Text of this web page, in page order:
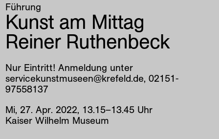
Führung
Kunst am Mittag
Reiner Ruthenbeck
Nur Eintritt! Anmeldung unter
servicekunstmuseen@krefeld.de, 02151-
97558137
Mi, 27.Apr. 2022, 13.15–13.45 Uhr
Kaiser Wilhelm Museum